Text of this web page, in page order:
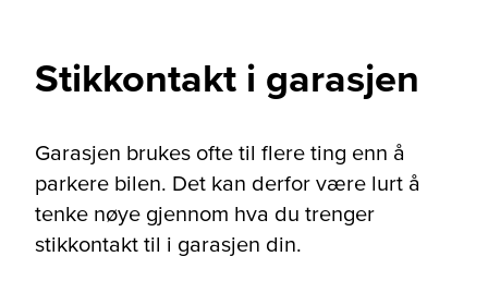
Stikkontakt i garasjen
Garasjen brukes ofte til flere ting enn å
parkere bilen. Det kan derfor være lurt å
tenke nøye gjennom hva du trenger
stikkontakt til i garasjen din.